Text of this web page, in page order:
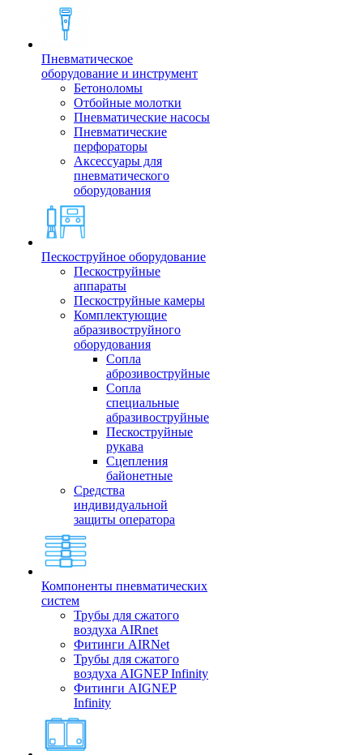
Пневматическое
оборудование и инструмент
Бетоноломы
Отбойные молотки
Пневматические насосы
Пневматические
перфораторы
Аксессуары для
пневматического
оборудования
Пескоструйное оборудование
Пескоструйные
аппараты
Пескоструйные камеры
Комплектующие
абразивоструйного
оборудования
Сопла
аброзивоструйные
Сопла
специальные
абразивоструйные
Пескоструйные
рукава
Сцепления
байонетные
Средства
индивидуальной
защиты оператора
Компоненты пневматических
систем
Трубы для сжатого
воздуха AIRnet
Фитинги AIRNet
Трубы для сжатого
воздуха AIGNEP Infinity
Фитинги AIGNEP
Infinity